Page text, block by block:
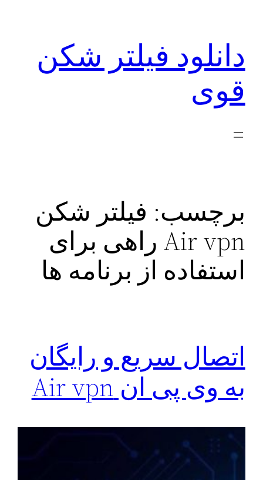
دانلود فیلتر شکن
قوی
برچسب: فیلتر شکن
Air vpn راهی برای
استفاده از برنامه ها
اتصال سریع و رایگان
به وی پی ان Air vpn